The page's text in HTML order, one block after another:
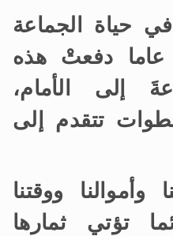
حياة الجماعة
الممتدة إلى 135 عاما دفعتْ هذه
إلى الأمام،
تتقدم إلى
وأموالنا ووقتنا
تؤتي ثمارها